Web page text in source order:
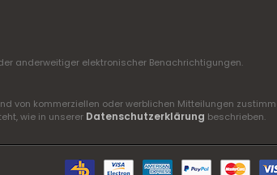
anderweitiger elektronischer Benachrichtigungen.
von kommerziellen oder werblichen Mitteilungen
wie in unserer Datenschutzerklärung beschrieben.